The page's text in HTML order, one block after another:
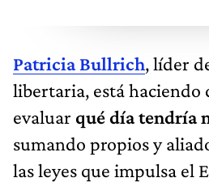
Patricia Bullrich, líder
libertaria, está haciendo
evaluar qué día tendría
sumando propios y
las leyes que impulsa el